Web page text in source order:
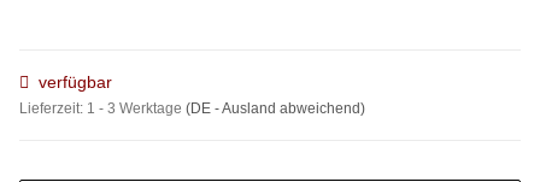
verfügbar
Lieferzeit: 1 - 3 Werktage (DE - Ausland abweichend)